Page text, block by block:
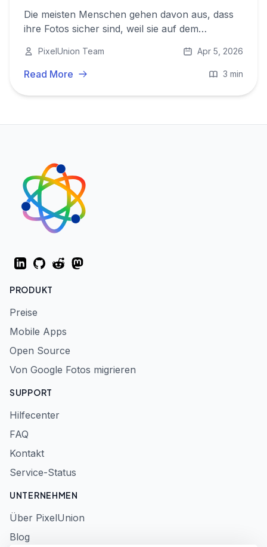
Die meisten Menschen gehen davon aus, dass
ihre Fotos sicher sind, weil sie auf dem
erfahren Sie, was automatisches mobiles
Backup wirklich leistet — und warum es ohne
PixelUnion Team Apr 5, 2026
Read More 3 min
LinkedInGitHubRedditMastodon
PRODUKT
Preise
Mobile Apps
Open Source
Von Google Fotos migrieren
SUPPORT
Hilfecenter
FAQ
Kontakt
Service-Status
UNTERNEHMEN
Über PixelUnion
Blog